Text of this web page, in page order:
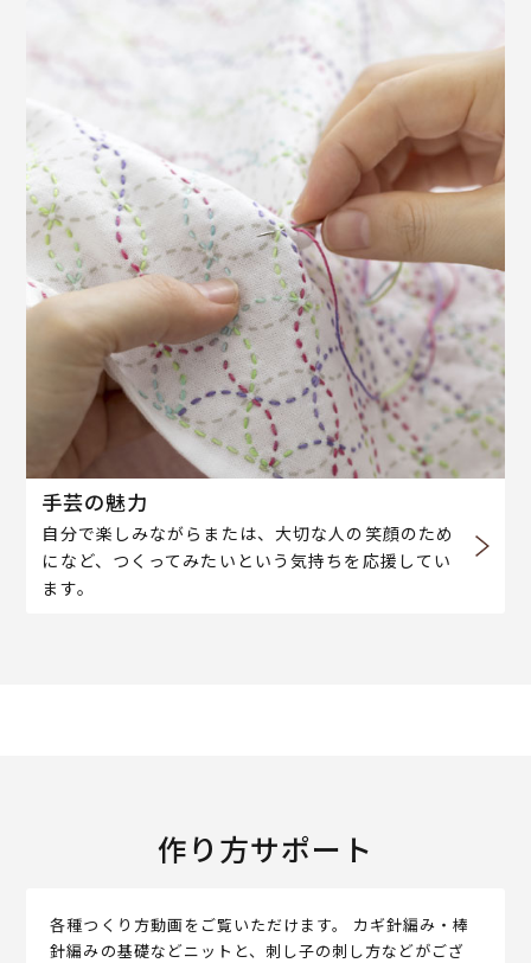
手芸の魅力
自分で楽しみながらまたは、大切な人の笑顔のため
になど、つくってみたいという気持ちを応援してい
ます。
作り方サポート
各種つくり方動画をご覧いただけます。 カギ針編み・棒
針編みの基礎などニットと、刺し子の刺し方などがござ